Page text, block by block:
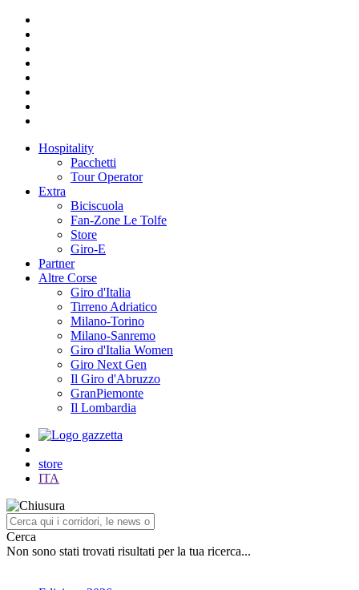
Hospitality
Pacchetti
Tour Operator
Extra
Biciscuola
Fan-Zone Le Tolfe
Store
Giro-E
Partner
Altre Corse
Giro d'Italia
Tirreno Adriatico
Milano-Torino
Milano-Sanremo
Giro d'Italia Women
Giro Next Gen
Il Giro d'Abruzzo
GranPiemonte
Il Lombardia
store
ITA
Cerca
Non sono stati trovati risultati per la tua ricerca...